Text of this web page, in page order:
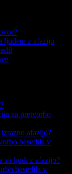
ljudem z afazijo
za pretvorbo
afazijo?
besedila v
za ljudi z afazijo?
besedila v